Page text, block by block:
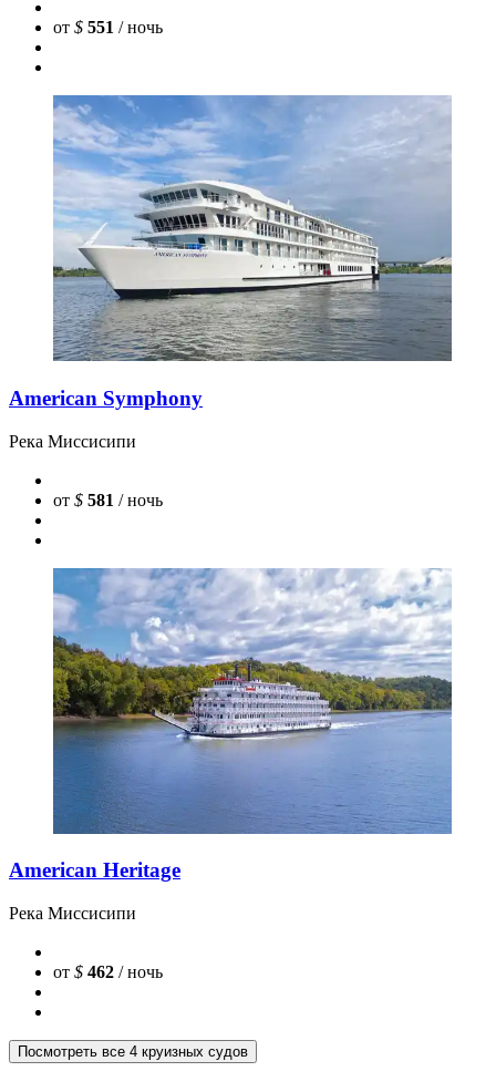
от $ 551 / ночь
American Symphony
Река Миссисипи
от $ 581 / ночь
American Heritage
Река Миссисипи
от $ 462 / ночь
Посмотреть все 4 круизных судов